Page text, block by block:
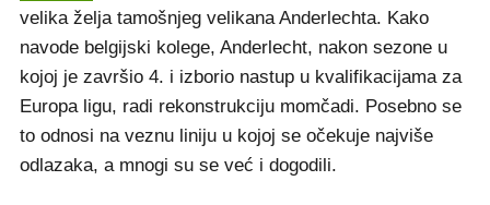
velika želja tamošnjeg velikana Anderlechta. Kako
navode belgijski kolege, Anderlecht, nakon sezone u
kojoj je završio 4. i izborio nastup u kvalifikacijama za
Europa ligu, radi rekonstrukciju momčadi. Posebno se
to odnosi na veznu liniju u kojoj se očekuje najviše
odlazaka, a mnogi su se već i dogodili.